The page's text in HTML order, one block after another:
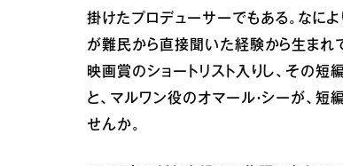
掛けたプロデューサーでもある。なに
が難民から直接聞いた経験から生まれ
映画賞のショートリスト入りし、その短
と、マルワン役のオマール・シーが、短
せんか。